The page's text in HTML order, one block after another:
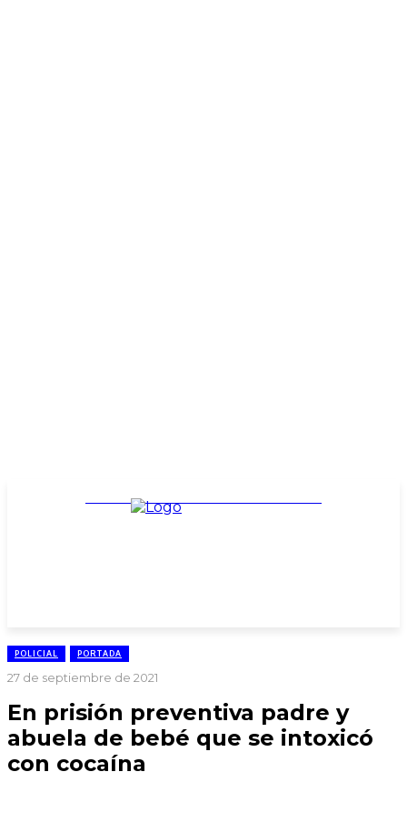
TARIFARIO ELECCIONES 2025
POLICIAL PORTADA
27 de septiembre de 2021
En prisión preventiva padre y
abuela de bebé que se intoxicó
con cocaína